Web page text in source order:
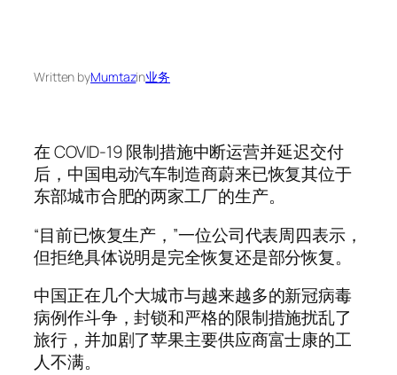
Written byMumtazin业务
在 COVID-19 限制措施中断运营并延迟交付
后，中国电动汽车制造商蔚来已恢复其位于
东部城市合肥的两家工厂的生产。
“目前已恢复生产，”一位公司代表周四表示，
但拒绝具体说明是完全恢复还是部分恢复。
中国正在几个大城市与越来越多的新冠病毒
病例作斗争，封锁和严格的限制措施扰乱了
旅行，并加剧了苹果主要供应商富士康的工
人不满。